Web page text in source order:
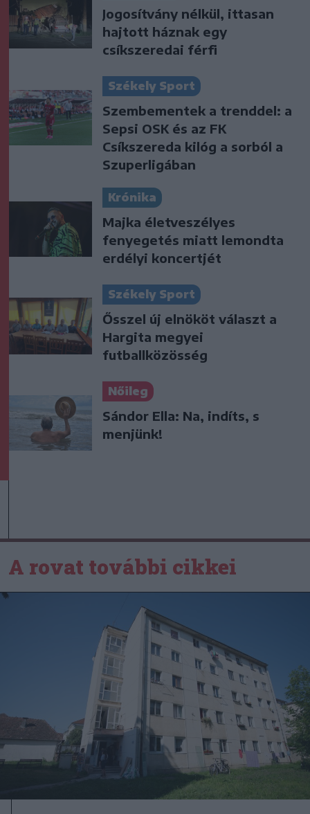
Jogosítvány nélkül, ittasan
hajtott háznak egy
csíkszeredai férfi
Székely Sport
Szembementek a trenddel: a
Sepsi OSK és az FK
Csíkszereda kilóg a sorból a
Szuperligában
Krónika
Majka életveszélyes
fenyegetés miatt lemondta
erdélyi koncertjét
Székely Sport
Ősszel új elnököt választ a
Hargita megyei
futballközösség
Nőileg
Sándor Ella: Na, indíts, s
menjünk!
A rovat további cikkei